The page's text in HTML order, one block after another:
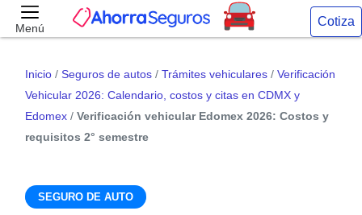
Menú Cotiza
Inicio / Seguros de autos / Trámites vehiculares / Verificación
Vehicular 2026: Calendario, costos y citas en CDMX y
Edomex / Verificación vehicular Edomex 2026: Costos y
requisitos 2° semestre
SEGURO DE AUTO